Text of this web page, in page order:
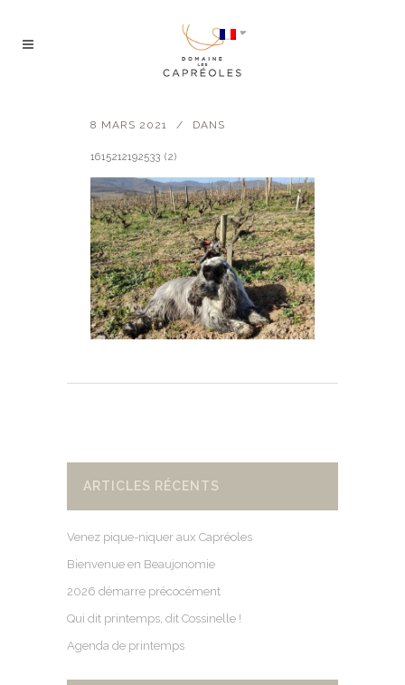
8 MARS 2021 DANS
1615212192533 (2)
ARTICLES RÉCENTS
Venez pique-niquer aux Capréoles
Bienvenue en Beaujonomie
2026 démarre précocément
Qui dit printemps, dit Cossinelle !
Agenda de printemps